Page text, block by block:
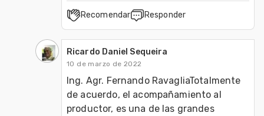
Recomendar Responder
Ricardo Daniel Sequeira
10 de marzo de 2022
Ing. Agr. Fernando RavagliaTotalmente
de acuerdo, el acompañamiento al
productor, es una de las grandes